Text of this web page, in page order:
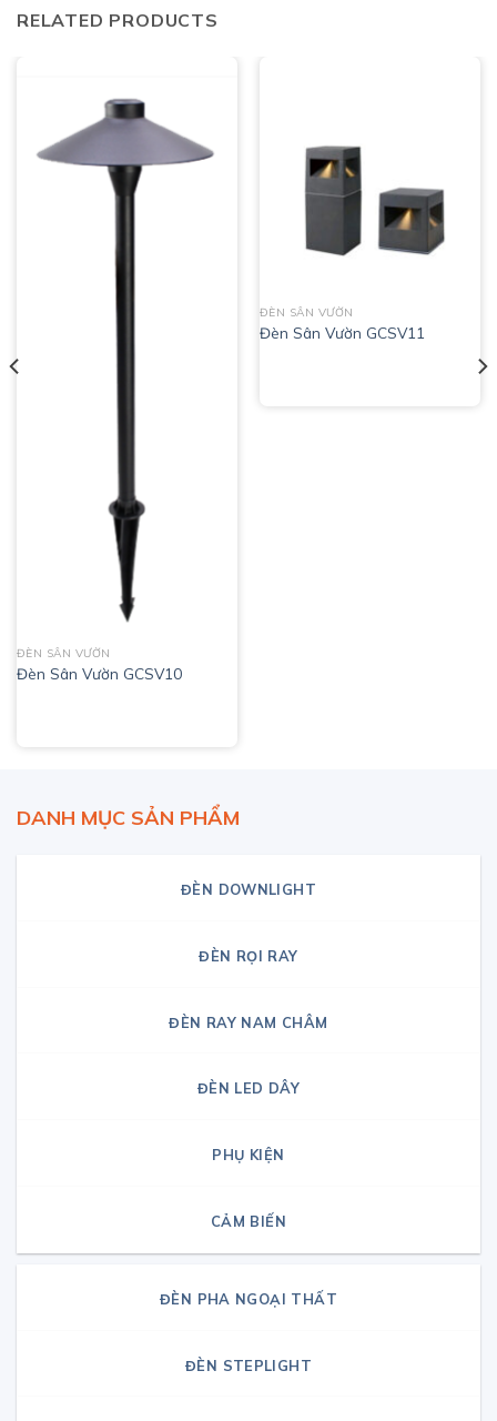
RELATED PRODUCTS
ĐÈN SÂN VƯỜN
Đèn Sân Vườn GCSV10
ĐÈN SÂN VƯỜN
Đèn Sân Vườn GCSV11
DANH MỤC SẢN PHẨM
ĐÈN DOWNLIGHT
ĐÈN RỌI RAY
ĐÈN RAY NAM CHÂM
ĐÈN LED DÂY
PHỤ KIỆN
CẢM BIẾN
ĐÈN PHA NGOẠI THẤT
ĐÈN STEPLIGHT